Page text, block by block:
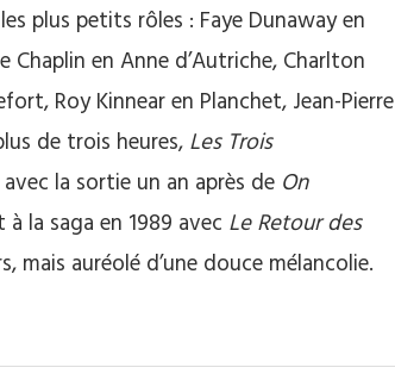
plus petits rôles : Faye Dunaway en
Chaplin en Anne d’Autriche, Charlton
Roy Kinnear en Planchet, Jean-Pierre
de trois heures,Les Trois
la sortie un an après de On
la saga en 1989 avec Le Retour des
mais auréolé d’une douce mélancolie.